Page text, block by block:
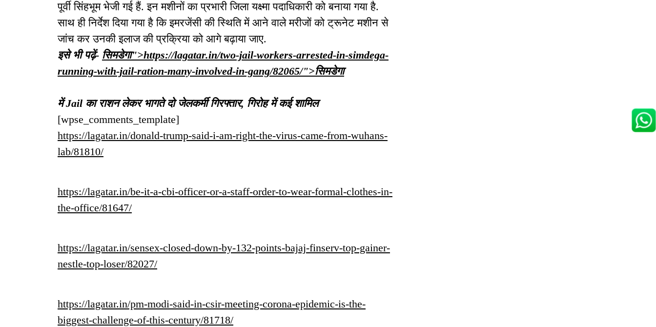
पूर्वी सिंहभूम भेजी गई हैं. इन मशीनों का प्रभारी जिला यक्ष्मा पदाधिकारी को बनाया गया है.
साथ ही निर्देश दिया गया है कि इमरजेंसी की स्थिति में आने वाले मरीजों को ट्रूनेट मशीन से
जांच कर उनकी इलाज की प्रक्रिया को आगे बढ़ाया जाए.
इसे भी पढ़ें- सिमडेगा">https://lagatar.in/two-jail-workers-arrested-in-simdega-
running-with-jail-ration-many-involved-in-gang/82065/">सिमडेगा
में Jail का राशन लेकर भागते दो जेलकर्मी गिरफ्तार, गिरोह में कई शामिल
[wpse_comments_template]
https://lagatar.in/donald-trump-said-i-am-right-the-virus-came-from-wuhans-
lab/81810/
https://lagatar.in/be-it-a-cbi-officer-or-a-staff-order-to-wear-formal-clothes-in-
the-office/81647/
https://lagatar.in/sensex-closed-down-by-132-points-bajaj-finserv-top-gainer-
nestle-top-loser/82027/
https://lagatar.in/pm-modi-said-in-csir-meeting-corona-epidemic-is-the-
biggest-challenge-of-this-century/81718/